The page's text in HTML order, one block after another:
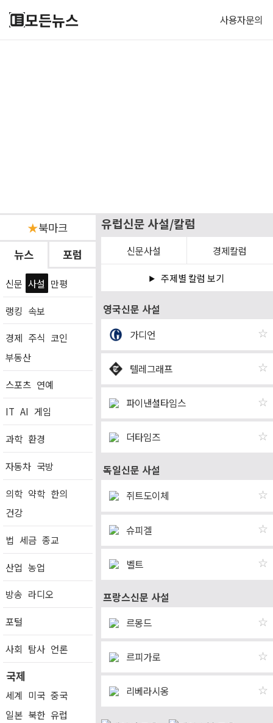
모든뉴스 사용자문의
★북마크
뉴스
포럼
신문 사설 만평
랭킹 속보
경제 주식 코인
부동산
스포츠 연예
IT AI 게임
과학 환경
자동차 국방
의학 약학 한의
건강
법 세금 종교
산업 농업
방송 라디오
포털
사회 탐사 언론
국제
세계 미국 중국
일본 북한 유럽
유럽신문 사설/칼럼
신문사설 경제칼럼
주제별 칼럼 보기
영국신문 사설
가디언 ☆
텔레그래프 ☆
파이낸셜타임스 ☆
더타임즈 ☆
독일신문 사설
쥐트도이체 ☆
슈피겔 ☆
벨트 ☆
프랑스신문 사설
르몽드 ☆
르피가로 ☆
리베라시옹 ☆